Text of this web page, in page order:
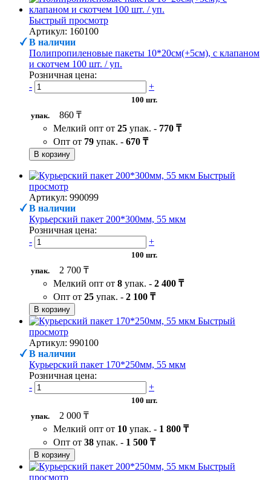
Быстрый просмотр
Артикул: 160100
В наличии
Полипропиленовые пакеты 10*20см(+5см), с клапаном
и скотчем 100 шт. / уп.
Розничная цена:
-
+
100 шт.
упак.
860 ₸
Мелкий опт от 25 упак. - 770 ₸
Опт от 79 упак. - 670 ₸
В корзину
Быстрый
просмотр
Артикул: 990099
В наличии
Курьерский пакет 200*300мм, 55 мкм
Розничная цена:
-
+
100 шт.
упак.
2 700 ₸
Мелкий опт от 8 упак. - 2 400 ₸
Опт от 25 упак. - 2 100 ₸
В корзину
Быстрый
просмотр
Артикул: 990100
В наличии
Курьерский пакет 170*250мм, 55 мкм
Розничная цена:
-
+
100 шт.
упак.
2 000 ₸
Мелкий опт от 10 упак. - 1 800 ₸
Опт от 38 упак. - 1 500 ₸
В корзину
Быстрый
просмотр